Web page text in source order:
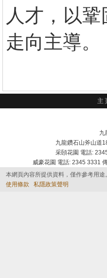
人才，以
走向主導。
主
九
九龍鑽石山斧山道
采頣花園 電話:
威豪花園 電話: 2345 3331
本網頁內容所提供資料，僅作參考用
使用條款
私隱政策聲明